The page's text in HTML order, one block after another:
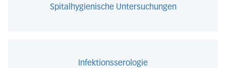
Spitalhygienische Untersuchungen
Infektionsserologie